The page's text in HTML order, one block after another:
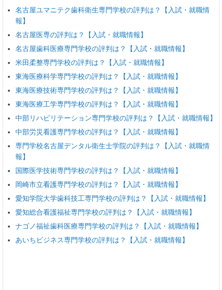
名古屋ユマニテク歯科衛生専門学校の評判は？【入試・就職情
報】
名古屋医専の評判は？【入試・就職情報】
名古屋歯科医療専門学校の評判は？【入試・就職情報】
米田柔整専門学校の評判は？【入試・就職情報】
東海医療科学専門学校の評判は？【入試・就職情報】
東海医療技術専門学校の評判は？【入試・就職情報】
東海医療工学専門学校の評判は？【入試・就職情報】
中部リハビリテーション専門学校の評判は？【入試・就職情報】
中部労災看護専門学校の評判は？【入試・就職情報】
専門学校名古屋デンタル衛生士学院の評判は？【入試・就職情
報】
国際医学技術専門学校の評判は？【入試・就職情報】
岡崎市立看護専門学校の評判は？【入試・就職情報】
愛知学院大学歯科技工専門学校の評判は？【入試・就職情報】
愛知総合看護福祉専門学校の評判は？【入試・就職情報】
ナゴノ福祉歯科医療専門学校の評判は？【入試・就職情報】
あいちビジネス専門学校の評判は？【入試・就職情報】